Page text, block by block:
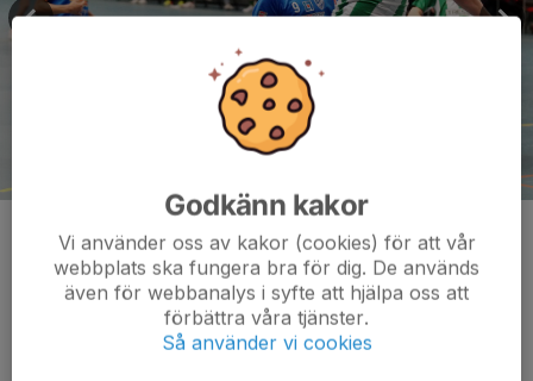
Kommentarer
Godkänn kakor
Vi använder oss av kakor (cookies) för att vår
webbplats ska fungera bra för dig. De används
även för webbanalys i syfte att hjälpa oss att
förbättra våra tjänster.
Så använder vi cookies